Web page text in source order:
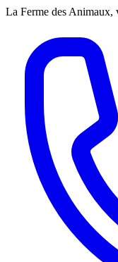
La Ferme des Animaux,